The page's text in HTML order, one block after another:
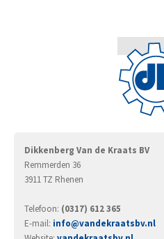
Dikkenberg Van de Kraats BV
Remmerden 36
3911 TZ Rhenen
Telefoon: (0317) 612 365
E-mail: info@vandekraatsbv.nl